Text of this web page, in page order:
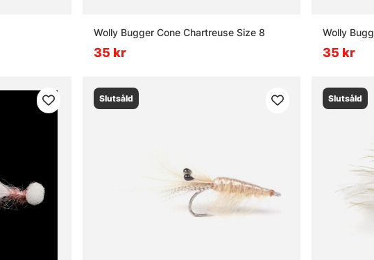
Wolly Bugger Cone Chartreuse Size 8
35 kr
Wolly
35 kr
Slutsåld Slutsåld